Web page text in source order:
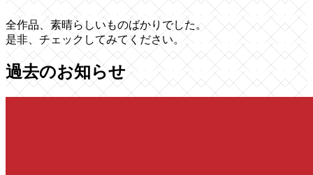
全作品、素晴らしいものばかりでした。
是非、チェックしてみてください。
過去のお知らせ